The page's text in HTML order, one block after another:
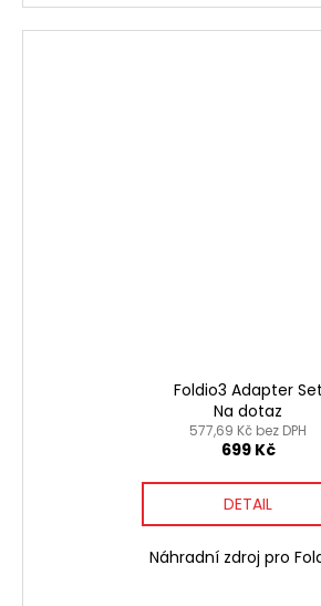
Foldio3 Adapter Set
Na dotaz
577,69 Kč bez DPH
699 Kč
DETAIL
Náhradní zdroj pro